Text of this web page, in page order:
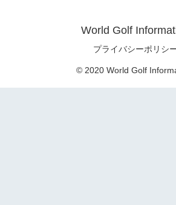
World Golf
プライバシーポリシ
© 2020 World Golf